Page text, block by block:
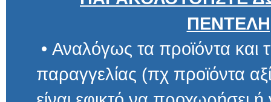
• Αναλόγως τα προϊόντα και
παραγγελίας (πχ προϊόντα αξίας
είναι εφικτό να προχωρήσει ή να
αντικαταβολή παρά μόνο μετά
οφείλεται στο ότι το site μας τώρα
τους πρώην προμηθευτές μας